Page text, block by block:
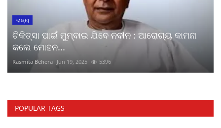
ରାଜ୍ୟ
ଚିକିତ୍ସା ପାଇଁ ମୁମ୍ବାଇ ଯିବେ ନବୀନ : ଆରୋଗ୍ୟ କାମନା
କଲେ ମୋହନ...
Rasmita Behera Jun 19, 2025 5396
POPULAR TAGS